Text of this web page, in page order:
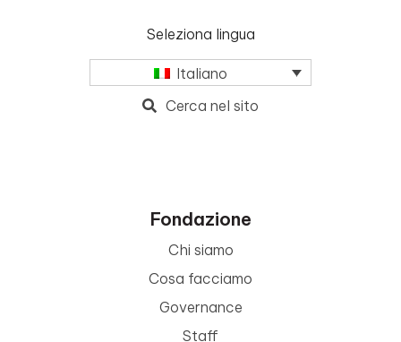
Seleziona lingua
Italiano
Cerca nel sito
Fondazione
Chi siamo
Cosa facciamo
Governance
Staff